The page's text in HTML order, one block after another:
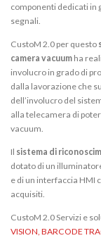
componenti dedicati in
segnali.
CustoM 2.0 per questo
camera vacuum ha
involucro in grado di
dalla lavorazione che
dell’involucro del
alla telecamera di
vacuum.
Il sistema di
dotato di un
e di un interfaccia HMI
acquisiti.
CustoM 2.0 Servizi e
VISION, BARCODE